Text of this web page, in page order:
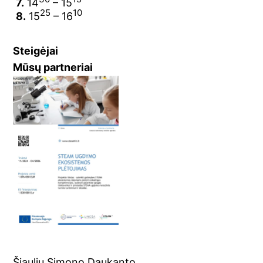
8. 1525 – 1610
Steigėjai
Mūsų partneriai